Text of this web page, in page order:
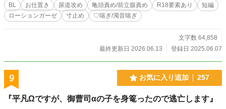
BL お仕置き 尿道攻め 亀頭責め/前立腺責め R18要素あり
短編
ローションガーゼ
寸止め ♡喘ぎ/濁音喘ぎ
文字数 64,858
最終更新日 2026.06.13
登録日 2025.06.07
9 お気に入り追加 257
『平凡Ωですが、御曹司αの子を身篭ったので逃亡します』